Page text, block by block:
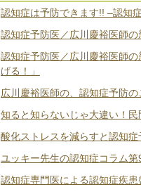
認知症は予防できます!! –認知
認知症予防医／広川慶裕医師
認知症予防医／広川慶裕医師
げる！」
広川慶裕医師の、認知症予防
知ると知らないじゃ大違い！民
酸化ストレスを減らすと認知
ユッキー先生の認知症コラム
認知症専門医による認知症疾